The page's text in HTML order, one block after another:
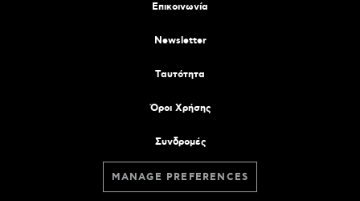
Επικοινωνία
Newsletter
Tαυτότητα
Όροι Χρήσης
Συνδρομές
MANAGE PREFERENCES